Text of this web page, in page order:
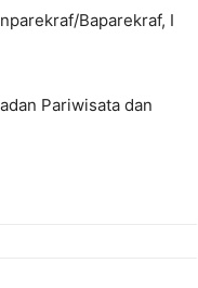
Baparekraf, I
Pariwisata dan